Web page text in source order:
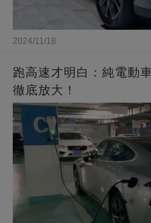
2024/11/18
跑高速才明白：純電動
徹底放大！